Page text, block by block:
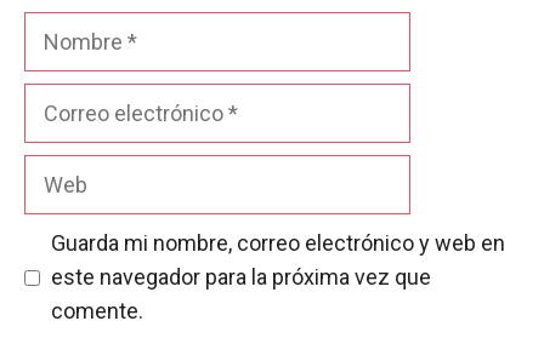
Nombre
Guarda mi nombre, correo electrónico y web en
este navegador para la próxima vez que
comente.